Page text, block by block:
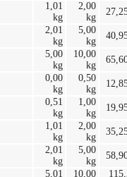
1,01
kg
2,00
kg
2,01
kg
5,00
kg
5,00
kg
10,00
kg
0,00
kg
0,50
kg
0,51
kg
1,00
kg
1,01
kg
2,00
kg
2,01
kg
5,00
kg
5,01
10,00